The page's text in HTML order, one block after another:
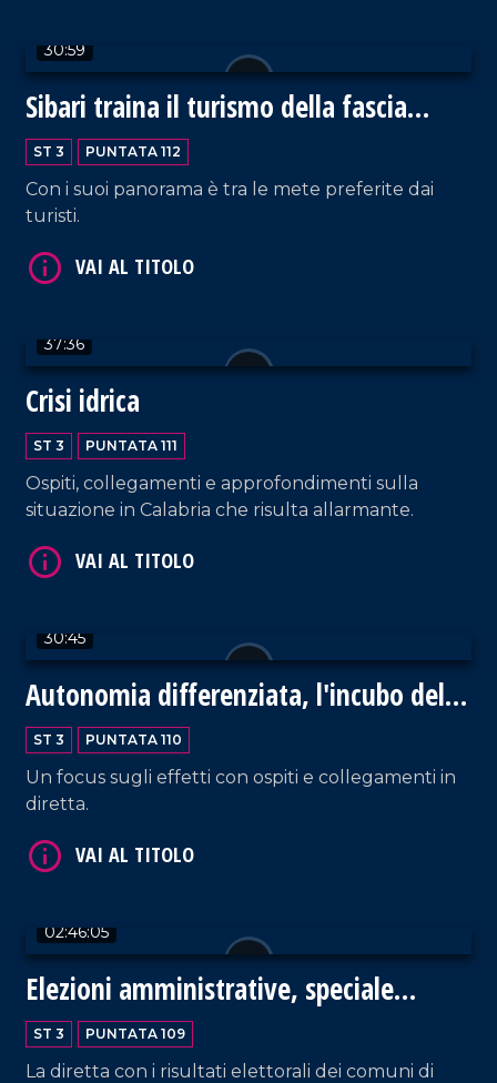
30:59
Sibari traina il turismo della fascia
ionica
ST 3 PUNTATA 112
Con i suoi panorama è tra le mete preferite dai
turisti.
37:36
Crisi idrica
ST 3 PUNTATA 111
Ospiti, collegamenti e approfondimenti sulla
situazione in Calabria che risulta allarmante.
30:45
Autonomia differenziata, l'incubo della
sanità calabrese
ST 3 PUNTATA 110
Un focus sugli effetti con ospiti e collegamenti in
diretta.
VAI AL TITOLO
02:46:05
Elezioni amministrative, speciale
ballottaggio
ST 3 PUNTATA 109
La diretta con i risultati elettorali dei comuni di
VAI AL TITOLO
VAI AL TITOLO
VAI AL TITOLO